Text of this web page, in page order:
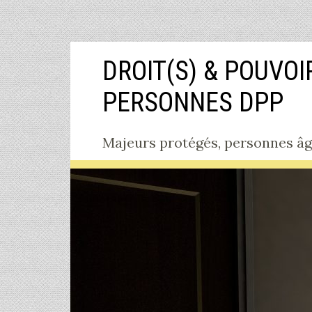
contenu
DROIT(S) &
PERSONNES DPP
Majeurs protégés, personnes